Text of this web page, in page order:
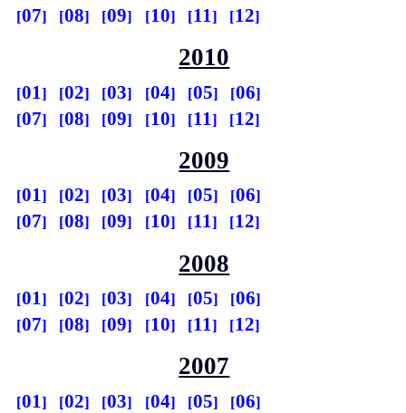
07
08 09 10 11 12
2010
01 02 03 04 05
06
07
08 09 10 11 12
2009
01 02 03 04 05
06
07
08 09 10 11 12
2008
01 02 03 04 05
06
07
08 09 10 11 12
2007
01 02 03 04 05
06